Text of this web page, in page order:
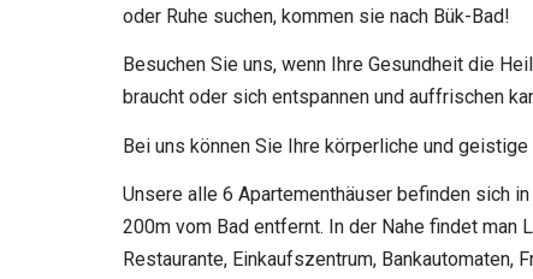
oder Ruhe suchen, kommen sie nach Bük-Bad!
Besuchen Sie uns, wenn Ihre Gesundheit die
braucht oder sich entspannen und auffrischen
Bei uns können Sie Ihre körperliche und
Unsere alle 6 Apartementhäuser befinden sich
200m vom Bad entfernt. In der Nahe findet man
Restaurante, Einkaufszentrum, Bankautomaten,